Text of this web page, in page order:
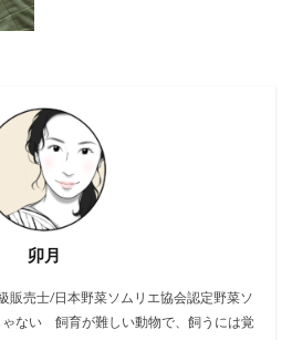
卯月
販売士/日本野菜ソムリエ協会認定野菜ソ
ゃない 飼育が難しい動物で、飼うには覚